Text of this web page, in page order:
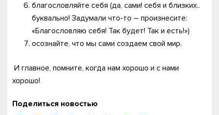
благословляйте себя (да, сами! себя и близких..
буквально! Задумали что-то – произнесите:
«Благословляю себя! Так будет! Так и есть!»)
осознайте, что мы сами создаем свой мир.
И главное, помните, когда нам хорошо и с нами
хорошо!
Поделиться новостью